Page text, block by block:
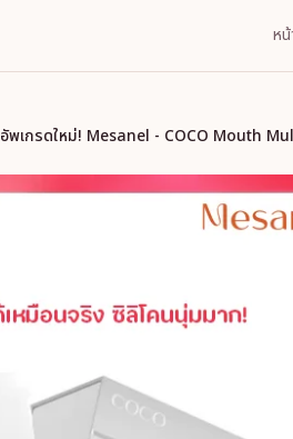
ห
อัพเกรดใหม่! Mesanel - COCO Mouth